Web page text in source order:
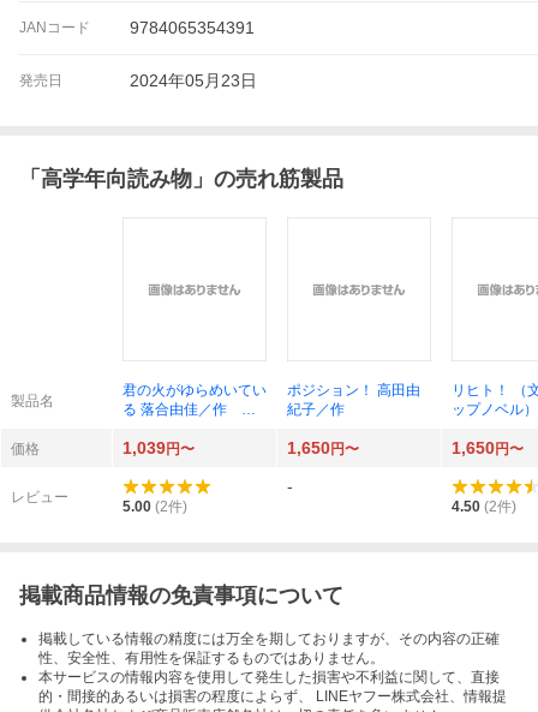
JANコード 9784065354391
発売日 2024年05月23日
「 高学年向読み物 」の売れ筋製品
製品名
君の火がゆらめいてい
る 落合由佳／作 ｊ
ポジション！ 高田由
紀子／作
リヒト！ （
ップノベル
価格
1,039円〜 1,650円〜 1,650円〜
レビュー
5.00 (2件)
-
4.50 (2件)
掲載商品情報の免責事項について
掲載している情報の精度には万全を期しておりますが、その内容の正確
性、安全性、有用性を保証するものではありません。
本サービスの情報内容を使用して発生した損害や不利益に関して、直接
的・間接的あるいは損害の程度によらず、 LINEヤフー株式会社、情報提